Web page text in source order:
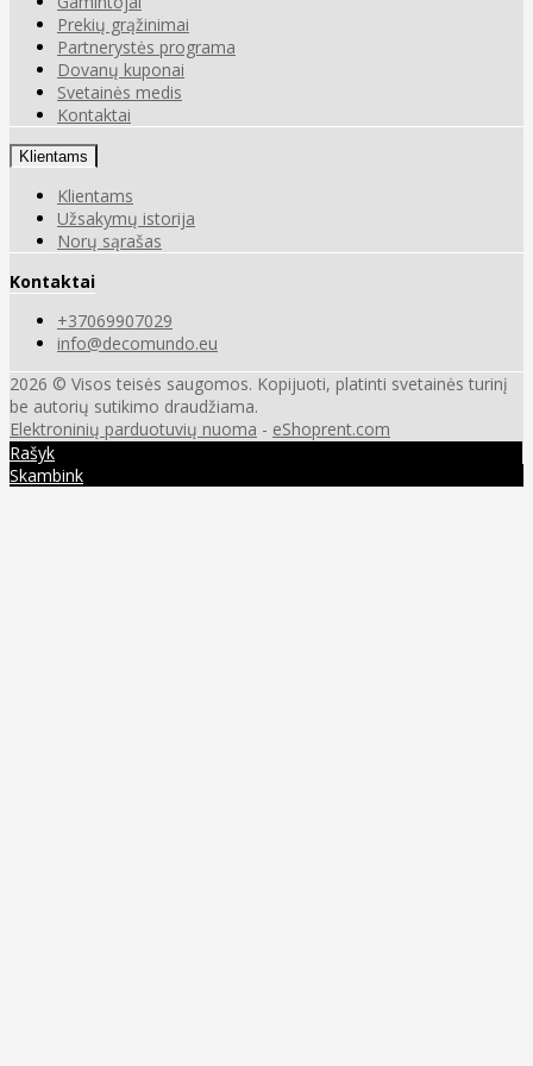
Prekių grąžinimai
Partnerystės programa
Dovanų kuponai
Svetainės medis
Kontaktai
Klientams
Klientams
Užsakymų istorija
Norų sąrašas
Kontaktai
+37069907029
info@decomundo.eu
2026 © Visos teisės saugomos. Kopijuoti, platinti svetainės turinį
be autorių sutikimo draudžiama.
Elektroninių parduotuvių nuoma - eShoprent.com
Rašyk
Skambink